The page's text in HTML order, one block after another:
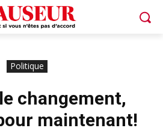
Politique
changement,
maintenant!